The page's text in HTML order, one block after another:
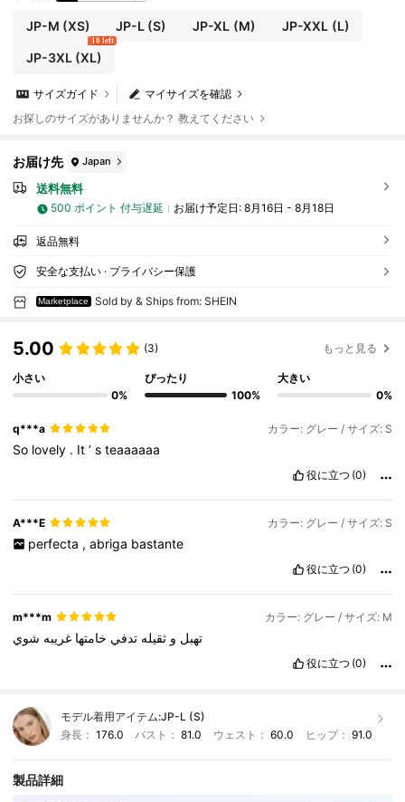
JP-M (XS) JP-L (S) JP-XL (M) JP-XXL (L)
JP-3XL(XL)
10 left
マイサイズを確認
サイズガイド
お探しのサイズがありませんか？ 教えてください
お届け先 Japan
送料無料
500 ポイント 付与遅延 お届け予定日: 8月16日 - 8月18日
返品無料
安全な支払い · プライバシー保護
Marketplace Sold by & Ships from: SHEIN
5.00 (3) もっと見る
小さい
0%
ぴったり
100%
大きい
0%
q***a カラー: グレー / サイズ: S
So lovely . It’steaaaaaa
役に立つ (0)
A***E カラー: グレー / サイズ: S
perfecta , abriga bastante
役に立つ (0)
m***m カラー: グレー / サイズ: M
تهبل و ثقيله تدفي خامتها غريبه شوي
役に立つ (0)
モデル着用アイテム:JP-L (S)
身長： 176.0 バスト：81.0 ウェスト： 60.0 ヒップ： 91.0
製品詳細